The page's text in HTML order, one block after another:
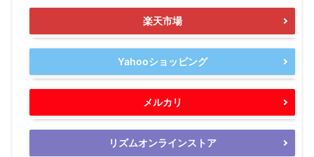
楽天市場
Yahooショッピング
メルカリ
リズムオンラインストア